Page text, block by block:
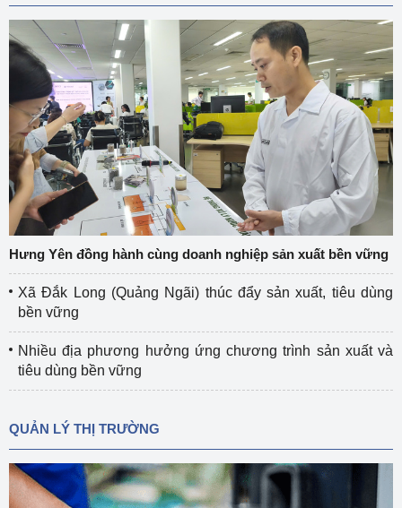
Hưng Yên đồng hành cùng doanh nghiệp sản xuất bền vững
Xã Đắk Long (Quảng Ngãi) thúc đẩy sản xuất, tiêu dùng
bền vững
Nhiều địa phương hưởng ứng chương trình sản xuất và
tiêu dùng bền vững
QUẢN LÝ THỊ TRƯỜNG